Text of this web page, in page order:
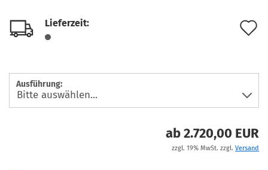
Lieferzeit:
Ausführung:
ab 2.720,00 EUR
zzgl. 19% MwSt. zzgl. Versand